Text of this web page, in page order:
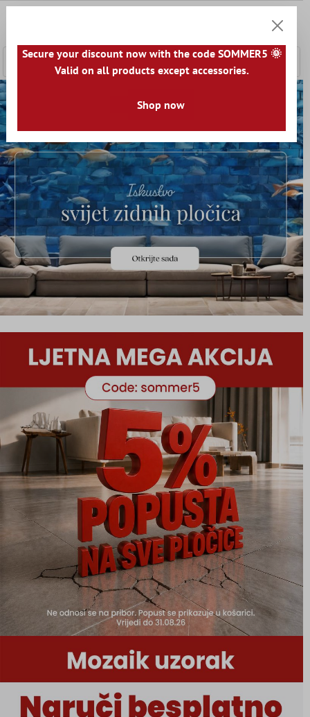
Košarica
Secure your discount now with the code SOMMER5 🌞
Valid on all products except accessories.
Shop now